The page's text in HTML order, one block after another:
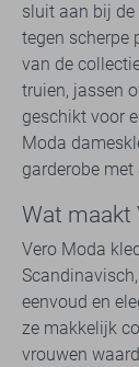
sluit aan bij de
tegen scherpe
van de
truien, jassen
geschikt voor
Moda
garderobe
Wat maakt
Vero Moda
eenvoud en
ze makkelijk
vrouwen